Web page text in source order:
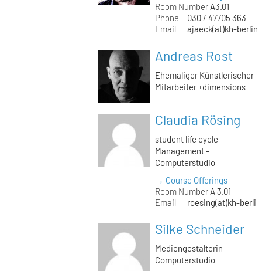
Room NumberA3.01
Phone
030 / 47705 363
Email
ajaeck(at)kh-
Andreas Rost
Ehemaliger Künstlerischer
Mitarbeiter +dimensions
Claudia Rösing
student life cycle
Management -
Computerstudio
→ Course Offerings
Room NumberA 3.01
Email
roesing(at)kh-
Silke Schneider
Mediengestalterin -
Computerstudio